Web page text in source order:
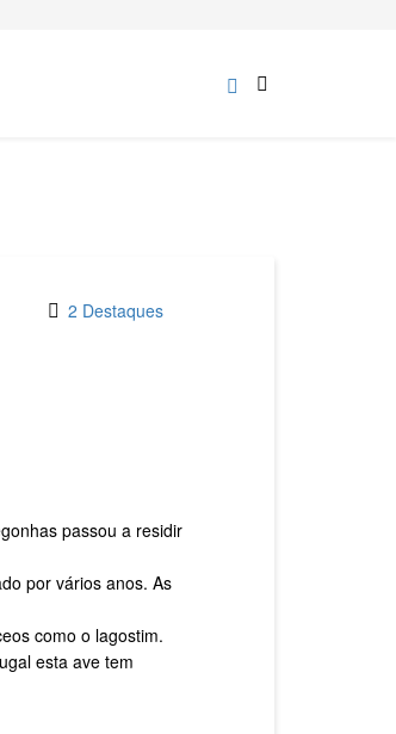
2 Destaques
passou a residir
por vários anos. As
como o lagostim.
esta ave tem